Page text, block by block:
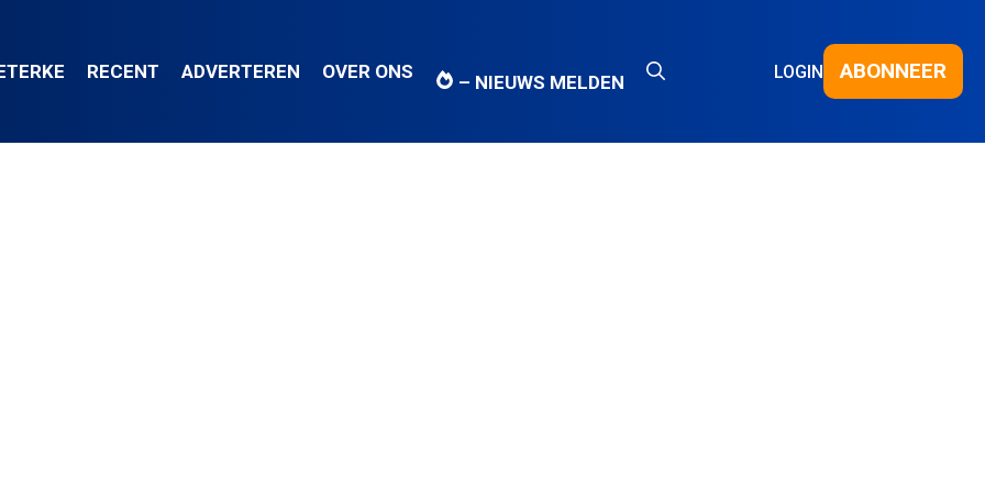
RECENT ADVERTEREN OVER ONS – NIEUWS MELDEN LOGIN ABONNEER